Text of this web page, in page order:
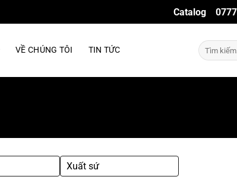
Catalog
VỀ CHÚNG TÔI TIN TỨC
Tìm
kiếm:
Xuất sứ